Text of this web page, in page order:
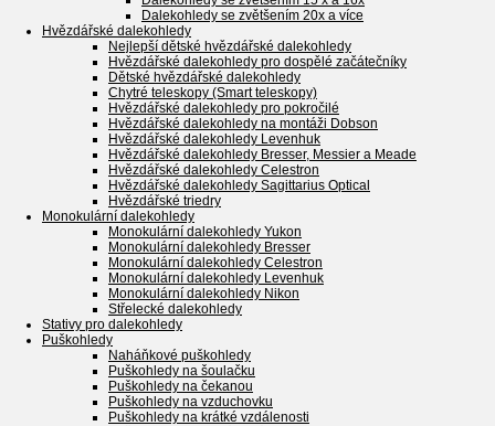
Dalekohledy se zvětšením 20x a více
Hvězdářské dalekohledy
Nejlepší dětské hvězdářské dalekohledy
Hvězdářské dalekohledy pro dospělé začátečníky
Dětské hvězdářské dalekohledy
Chytré teleskopy (Smart teleskopy)
Hvězdářské dalekohledy pro pokročilé
Hvězdářské dalekohledy na montáži Dobson
Hvězdářské dalekohledy Levenhuk
Hvězdářské dalekohledy Bresser, Messier a Meade
Hvězdářské dalekohledy Celestron
Hvězdářské dalekohledy Sagittarius Optical
Hvězdářské triedry
Monokulární dalekohledy
Monokulární dalekohledy Yukon
Monokulární dalekohledy Bresser
Monokulární dalekohledy Celestron
Monokulární dalekohledy Levenhuk
Monokulární dalekohledy Nikon
Střelecké dalekohledy
Stativy pro dalekohledy
Puškohledy
Naháňkové puškohledy
Puškohledy na šoulačku
Puškohledy na čekanou
Puškohledy na vzduchovku
Puškohledy na krátké vzdálenosti